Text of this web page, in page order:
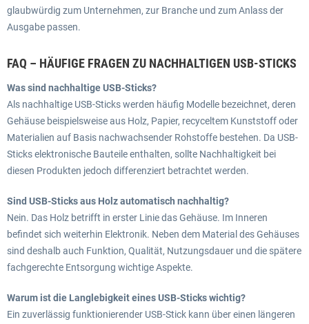
glaubwürdig zum Unternehmen, zur Branche und zum Anlass der
Ausgabe passen.
FAQ – HÄUFIGE FRAGEN ZU NACHHALTIGEN USB-STICKS
Was sind nachhaltige USB-Sticks?
Als nachhaltige USB-Sticks werden häufig Modelle bezeichnet, deren
Gehäuse beispielsweise aus Holz, Papier, recyceltem Kunststoff oder
Materialien auf Basis nachwachsender Rohstoffe bestehen. Da USB-
Sticks elektronische Bauteile enthalten, sollte Nachhaltigkeit bei
diesen Produkten jedoch differenziert betrachtet werden.
Sind USB-Sticks aus Holz automatisch nachhaltig?
Nein. Das Holz betrifft in erster Linie das Gehäuse. Im Inneren
befindet sich weiterhin Elektronik. Neben dem Material des Gehäuses
sind deshalb auch Funktion, Qualität, Nutzungsdauer und die spätere
fachgerechte Entsorgung wichtige Aspekte.
Warum ist die Langlebigkeit eines USB-Sticks wichtig?
Ein zuverlässig funktionierender USB-Stick kann über einen längeren